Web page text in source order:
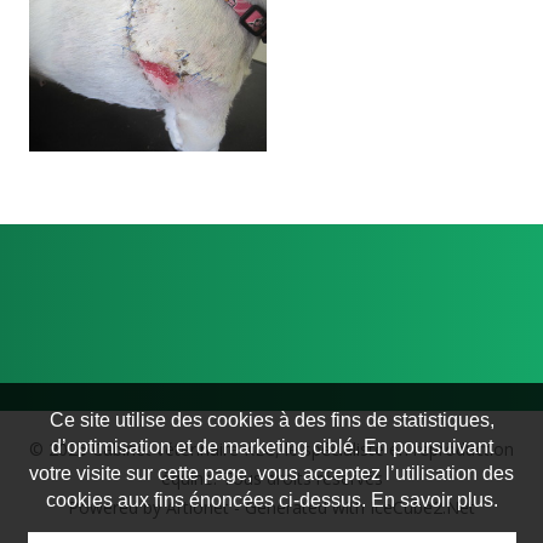
Reproduction
Informations utiles
© 2026 Cabinet vétérinaire KLC, le spécialiste en reproduction
équine. Tous droits réservés
Powered by Artionet-Generated with IceCube2.Net
Ce site utilise des cookies à des fins de statistiques,
d’optimisation et de marketing ciblé. En poursuivant
votre visite sur cette page, vous acceptez l’utilisation des
cookies aux fins énoncées ci-dessus. En savoir plus.